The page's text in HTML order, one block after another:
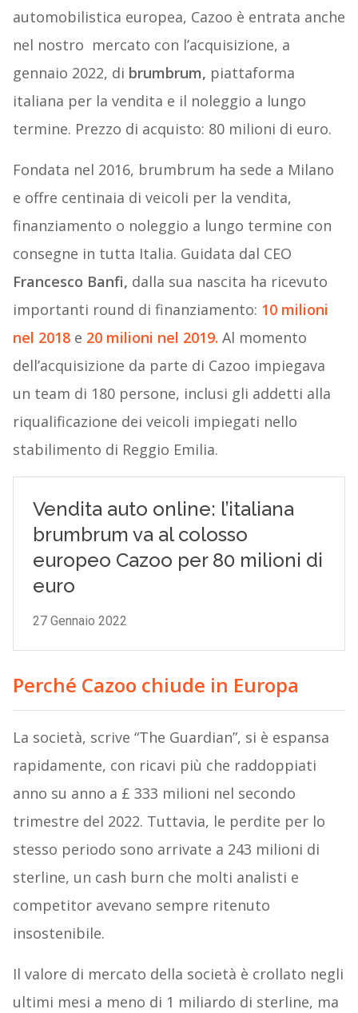
automobilistica europea, Cazoo è entrata anche
nel nostro mercato con l’acquisizione, a
gennaio 2022, di brumbrum, piattaforma
italiana per la vendita e il noleggio a lungo
termine. Prezzo di acquisto: 80 milioni di euro.
Fondata nel 2016, brumbrum ha sede a Milano
e offre centinaia di veicoli per la vendita,
finanziamento o noleggio a lungo termine con
consegne in tutta Italia. Guidata dal CEO
Francesco Banfi, dalla sua nascita ha ricevuto
importanti round di finanziamento: 10 milioni
nel 2018e 20 milioni nel 2019. Al momento
dell’acquisizione da parte di Cazoo impiegava
un team di 180 persone, inclusi gli addetti alla
riqualificazione dei veicoli impiegati nello
stabilimento di Reggio Emilia.
Perché Cazoo chiude in Europa
La società, scrive “The Guardian”, si è espansa
rapidamente, con ricavi più che raddoppiati
anno su anno a £ 333 milioni nel secondo
trimestre del 2022. Tuttavia, le perdite per lo
stesso periodo sono arrivate a 243 milioni di
sterline, un cash burn che molti analisti e
competitor avevano sempre ritenuto
insostenibile.
Il valore di mercato della società è crollato negli
ultimi mesi a meno di 1 miliardo di sterline, ma